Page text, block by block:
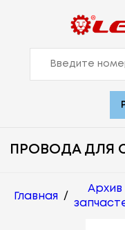
ПРОВОДА ДЛЯ
Главная /
Архив